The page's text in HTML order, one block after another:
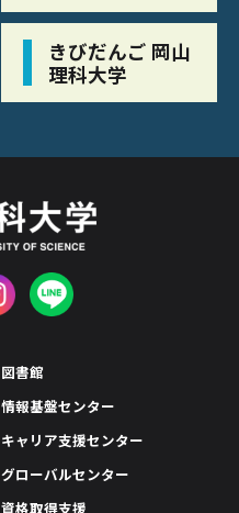
きびだんご 岡山
理科大学
図書館
情報基盤センター
キャリア支援センター
グローバルセンター
資格取得支援